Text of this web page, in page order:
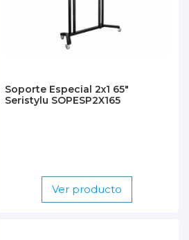
Soporte Especial 2x1 65"
Seristylu SOPESP2X165
Ver producto